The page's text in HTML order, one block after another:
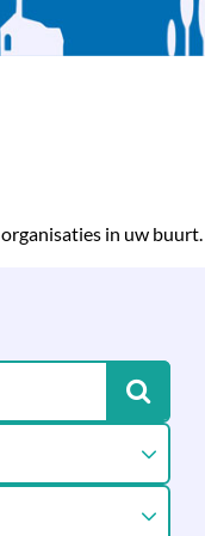
in uw buurt.